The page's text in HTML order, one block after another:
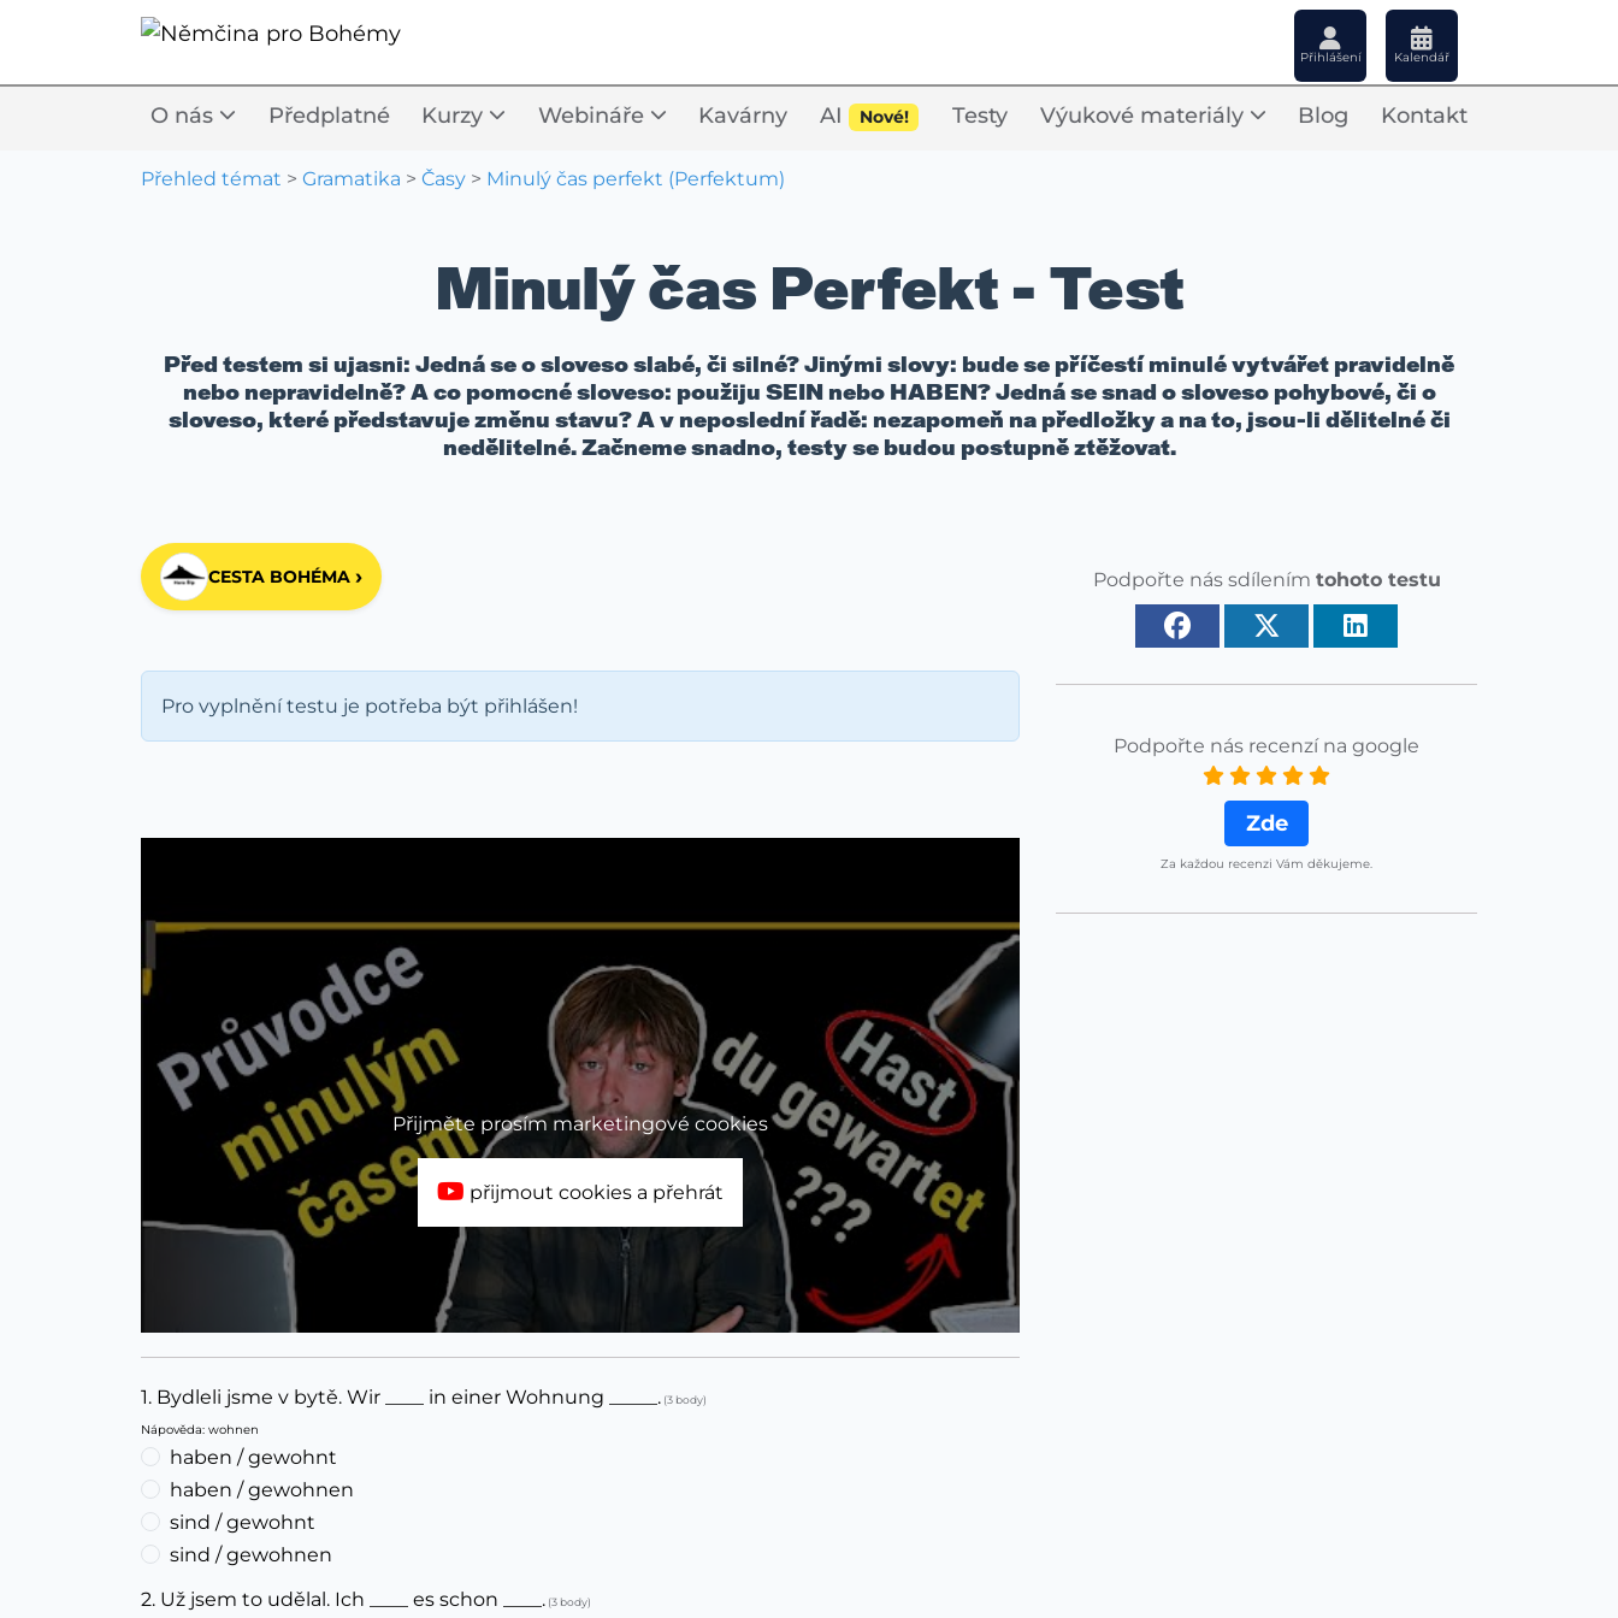
Přihlášení Kalendář
O nás Předplatné Kurzy Webináře Kavárny AI Nové! Testy Výukové materiály Blog Kontakt
Přehled témat > Gramatika > Časy > Minulý čas perfekt (Perfektum)
Minulý čas Perfekt - Test
Před testem si ujasni: Jedná se o sloveso slabé, či silné? Jinými slovy: bude se příčestí minulé vytvářet pravidelně
nebo nepravidelně? A co pomocné sloveso: použiju SEIN nebo HABEN? Jedná se snad o sloveso pohybové, či o
sloveso, které představuje změnu stavu? A v neposlední řadě: nezapomeň na předložky a na to, jsou-li dělitelné či
nedělitelné. Začneme snadno, testy se budou postupně ztěžovat.
CESTA BOHÉMA ›
Pro vyplnění testu je potřeba být přihlášen!
Přijměte prosím marketingové cookies
přijmout cookies a přehrát
1. Bydleli jsme v bytě. Wir ____ in einer Wohnung _____. (3 body)
Nápověda: wohnen
haben / gewohnt
haben / gewohnen
sind / gewohnt
sind / gewohnen
2. Už jsem to udělal. Ich ____ es schon ____. (3 body)
Podpořte nás sdílením tohoto testu
Podpořte nás recenzí na google
Zde
Za každou recenzi Vám děkujeme.